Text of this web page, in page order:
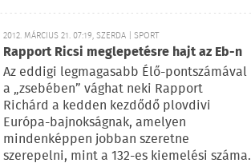
2012. MÁRCIUS 21. 07:19, SZERDA | SPORT
Rapport Ricsi meglepetésre hajt az Eb-n
Az eddigi legmagasabb Élő-pontszámával
a „zsebében” vághat neki Rapport
Richárd a kedden kezdődő plovdivi
Európa-bajnokságnak, amelyen
mindenképpen jobban szeretne
szerepelni, mint a 132-es kiemelési száma.